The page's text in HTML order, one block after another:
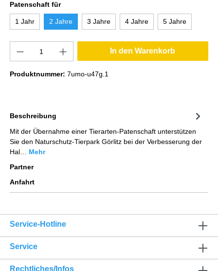
Patenschaft für
1 Jahr 2 Jahre 3 Jahre 4 Jahre 5 Jahre
In den Warenkorb
Produktnummer: 7umo-u47g.1
Beschreibung
Mit der Übernahme einer Tierarten-Patenschaft unterstützen
Sie den Naturschutz-Tierpark Görlitz bei der Verbesserung der
Hal… Mehr
Partner
Anfahrt
Service-Hotline
Service
Rechtliches/Infos